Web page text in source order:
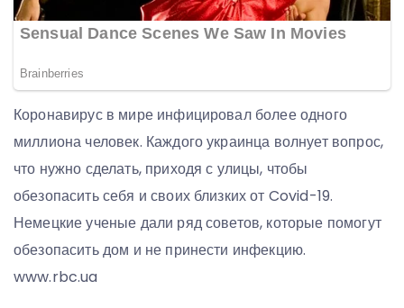
Коронавирус в мире инфицировал более одного
миллиона человек. Каждого украинца волнует вопрос,
что нужно сделать, приходя с улицы, чтобы
обезопасить себя и своих близких от Covid-19.
Немецкие ученые дали ряд советов, которые помогут
обезопасить дом и не принести инфекцию.
www.rbc.ua